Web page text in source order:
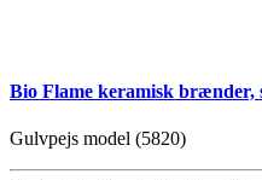
Bio Flame keramisk brænder,
Gulvpejs model (5820)